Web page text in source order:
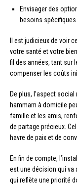
Envisager des
besoins spécifiques
Il est judicieux de voir
votre santé et votre
fil des années, tant sur
compenser les coûts
De plus, l’aspect
hammam à domicile
famille et les amis,
de partage précieux.
havre de paix et de
En fin de compte,
est une décision qui va
qui reflète une priorité